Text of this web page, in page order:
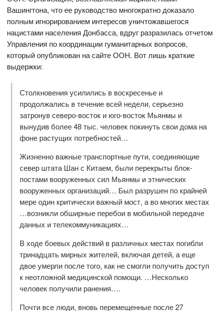
Вашингтона, что ее руководство многократно доказало
полным игнорированием интересов уничтожавшегося
нацистами населения Донбасса, вдруг разразилась отчетом
Управления по координации гуманитарных вопросов,
который опубликован на сайте ООН. Вот лишь краткие
выдержки:
Столкновения усилились в воскресенье и
продолжались в течение всей недели, серьезно
затронув северо-восток и юго-восток Мьянмы и
вынудив более 48 тыс. человек покинуть свои дома на
фоне растущих потребностей…
Жизненно важные транспортные пути, соединяющие
север штата Шан с Китаем, были перекрыты блок-
постами вооруженных сил Мьянмы и этнических
вооруженных организаций… Был разрушен по крайней
мере один критически важный мост, а во многих местах
…возникли обширные перебои в мобильной передаче
данных и телекоммуникациях…
В ходе боевых действий в различных местах погибли
тринадцать мирных жителей, включая детей, а еще
двое умерли после того, как не смогли получить доступ
к неотложной медицинской помощи. …Несколько
человек получили ранения….
Почти все люди, вновь перемещенные после 27